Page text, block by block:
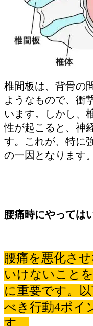
椎間板は、背骨の
ようなもので、衝
います。しかし、
性が起こると、神
す。これが、特に
の一因となります。
腰痛時にやっては
腰痛を悪化さ
いけないこと
に重要です。
べき行動4ポイ